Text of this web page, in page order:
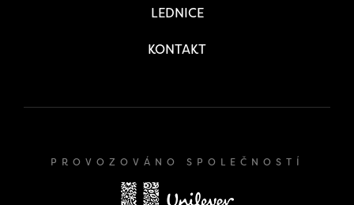
LEDNICE
KONTAKT
PROVOZOVÁNO SPOLEČNOSTÍ